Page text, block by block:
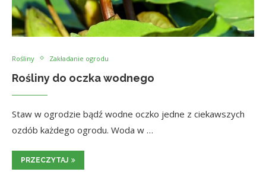
Rośliny Zakładanie ogrodu
Rośliny do oczka wodnego
Staw w ogrodzie bądź wodne oczko jedne z ciekawszych
ozdób każdego ogrodu. Woda w …
PRZECZYTAJ